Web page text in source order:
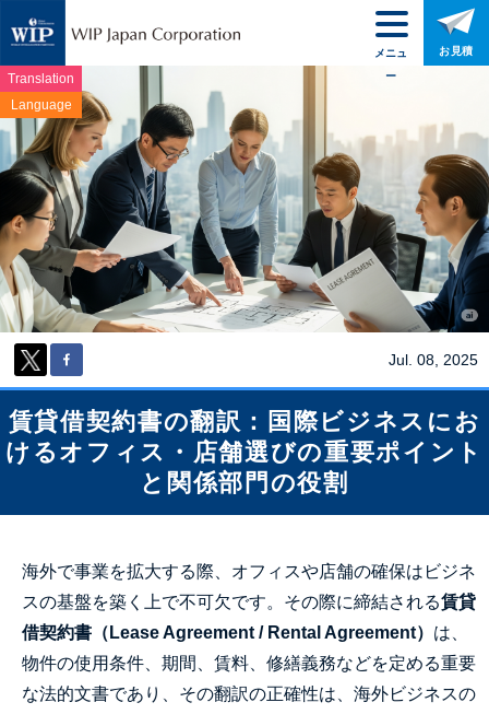
Translation
Language
Jul. 08, 2025
賃貸借契約書の翻訳：国際ビジネスにお
けるオフィス・店舗選びの重要ポイント
と関係部門の役割
海外で事業を拡大する際、オフィスや店舗の確保はビジネ
スの基盤を築く上で不可欠です。その際に締結される賃貸
借契約書（Lease Agreement / Rental Agreement） は、
物件の使用条件、期間、賃料、修繕義務などを定める重要
な法的文書であり、その翻訳の正確性は、海外ビジネスの
メニュ
ー
お見積